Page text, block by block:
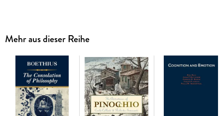
Mehr aus dieser Reihe